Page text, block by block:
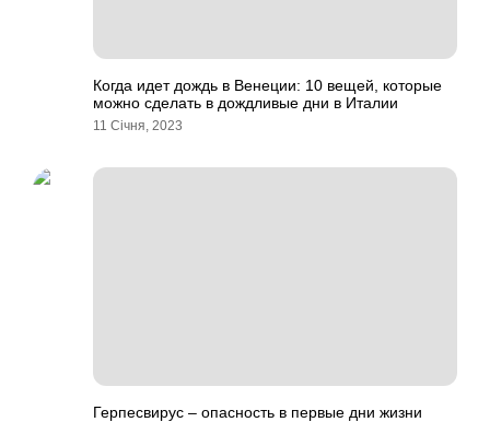
Когда идет дождь в Венеции: 10 вещей, которые
можно сделать в дождливые дни в Италии
11 Січня, 2023
Герпесвирус – опасность в первые дни жизни